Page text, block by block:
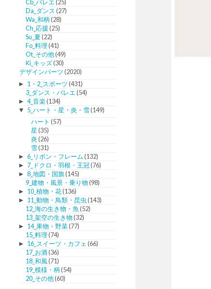
Cb_バレエ(25)
Da_ダンス(27)
Wa_和柄(28)
Ch_応援(25)
Su_夏(22)
Fo_料理(41)
Ot_その他(49)
Ki_キッズ(30)
デザインパーツ(2020)
► 1・2_スポーツ(431)
3_ダンス・バレエ(54)
► 4_音楽(134)
▼ 5_ハート・星・炎・雪(149)
ハート (57)
星(35)
炎(26)
雪(31)
► 6_リボン・フレーム(132)
► 7_ドクロ・羽根・王冠(76)
► 8_地図・国旗(145)
9_建物・風景・乗り物(98)
► 10_植物・花(136)
► 11_動物・鳥類・昆虫 (143)
12_海の生き物・魚 (52)
13_架空の生き物(32)
► 14_果物・野菜(77)
15_料理(74)
► 16_スイーツ・カフェ (66)
17_お酒(36)
18_和風(71)
19_模様・柄(54)
20_その他(60)